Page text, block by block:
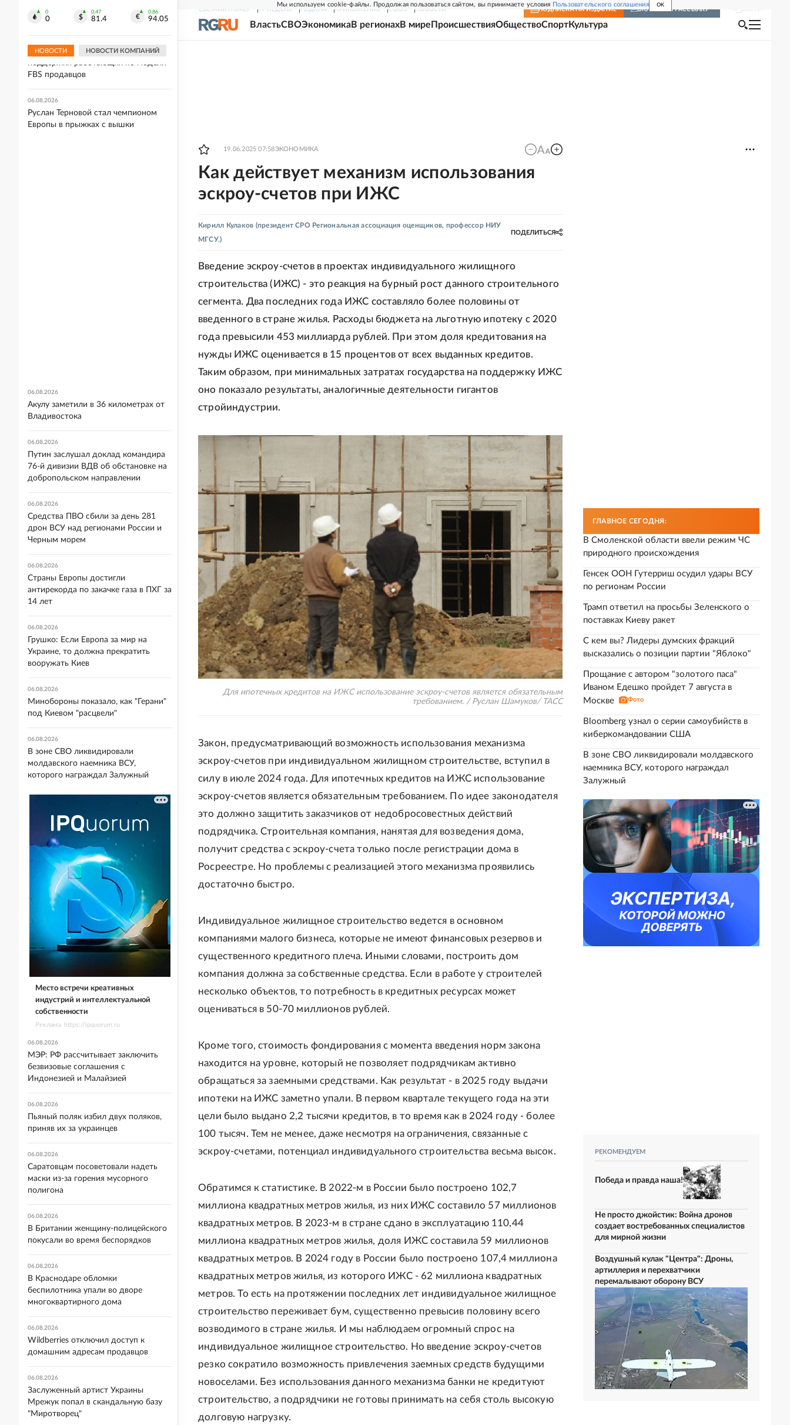
Мы используем cookie-файлы. Продолжая пользоваться сайтом, вы принимаете условия Пользовательского соглашения OK
СВЕЖИЙ НОМЕР РГ-НЕДЕЛЯ РОДИНА ПРИЛОЖЕНИЯ СОЮЗ НОВОСТИ ПОДПИСКА НА ИЗДАНИЕ ВКЛЮЧИТЬ РАССЫЛКУ
ВластьСВОЭкономикаВ регионахВ мире ПроисшествияОбществоСпортКультура
19.06.2025 07:58ЭКОНОМИКА
Как действует механизм использования
эскроу-счетов при ИЖС
Кирилл Кулаков (президент СРО Региональная ассоциация оценщиков, профессор НИУ
МГСУ.)
ПОДЕЛИТЬСЯ
Введение эскроу-счетов в проектах индивидуального жилищного
строительства (ИЖС) - это реакция на бурный рост данного строительного
сегмента. Два последних года ИЖС составляло более половины от
введенного в стране жилья. Расходы бюджета на льготную ипотеку с 2020
года превысили 453 миллиарда рублей. При этом доля кредитования на
нужды ИЖС оценивается в 15 процентов от всех выданных кредитов.
Таким образом, при минимальных затратах государства на поддержку ИЖС
оно показало результаты, аналогичные деятельности гигантов
стройиндустрии.
Для ипотечных кредитов на ИЖС использование эскроу-счетов является обязательным
требованием. / Руслан Шамуков/ ТАСС
Закон, предусматривающий возможность использования механизма
эскроу-счетов при индивидуальном жилищном строительстве, вступил в
силу в июле 2024 года. Для ипотечных кредитов на ИЖС использование
эскроу-счетов является обязательным требованием. По идее законодателя
это должно защитить заказчиков от недобросовестных действий
подрядчика. Строительная компания, нанятая для возведения дома,
получит средства с эскроу-счета только после регистрации дома в
Росреестре. Но проблемы с реализацией этого механизма проявились
достаточно быстро.
Индивидуальное жилищное строительство ведется в основном
компаниями малого бизнеса, которые не имеют финансовых резервов и
существенного кредитного плеча. Иными словами, построить дом
компания должна за собственные средства. Если в работе у строителей
несколько объектов, то потребность в кредитных ресурсах может
оцениваться в 50-70 миллионов рублей.
Кроме того, стоимость фондирования с момента введения норм закона
находится на уровне, который не позволяет подрядчикам активно
обращаться за заемными средствами. Как результат - в 2025 году выдачи
ипотеки на ИЖС заметно упали. В первом квартале текущего года на эти
цели было выдано 2,2 тысячи кредитов, в то время как в 2024 году - более
100 тысяч. Тем не менее, даже несмотря на ограничения, связанные с
эскроу-счетами, потенциал индивидуального строительства весьма высок.
Обратимся к статистике. В 2022-м в России было построено 102,7
миллиона квадратных метров жилья, из них ИЖС составило 57 миллионов
квадратных метров. В 2023-м в стране сдано в эксплуатацию 110,44
миллиона квадратных метров жилья, доля ИЖС составила 59 миллионов
квадратных метров. В 2024 году в России было построено 107,4 миллиона
квадратных метров жилья, из которого ИЖС - 62 миллиона квадратных
метров. То есть на протяжении последних лет индивидуальное жилищное
строительство переживает бум, существенно превысив половину всего
возводимого в стране жилья. И мы наблюдаем огромный спрос на
индивидуальное жилищное строительство. Но введение эскроу-счетов
резко сократило возможность привлечения заемных средств будущими
новоселами. Без использования данного механизма банки не кредитуют
строительство, а подрядчики не готовы принимать на себя столь высокую
долговую нагрузку.
ГЛАВНОЕ СЕГОДНЯ:
В Смоленской области ввели режим ЧС
природного происхождения
Генсек ООН Гутерриш осудил удары ВСУ
по регионам России
Трамп ответил на просьбы Зеленского о
поставках Киеву ракет
С кем вы? Лидеры думских фракций
высказались о позиции партии "Яблоко"
Прощание с автором "золотого паса"
Иваном Едешко пройдет 7 августа в
Москве
Фото
Bloomberg узнал о серии самоубийств в
киберкомандовании США
В зоне СВО ликвидировали молдавского
наемника ВСУ, которого награждал
Залужный
РЕКОМЕНДУЕМ
Победа и правда наша!
Не просто джойстик: Война дронов
создает востребованных специалистов
для мирной жизни
Воздушный кулак "Центра": Дроны,
артиллерия и перехватчики
перемалывают оборону ВСУ
0
0
0.47
81.4
0.86
94.05
НОВОСТИ НОВОСТИ КОМПАНИЙ
кандидата в президенты Тонделье
Wildberries расширила меры
поддержки работающих по модели
FBS продавцов
06.08.2026
Руслан Терновой стал чемпионом
Европы в прыжках с вышки
06.08.2026
Акулу заметили в 36 километрах от
Владивостока
06.08.2026
Путин заслушал доклад командира
76-й дивизии ВДВ об обстановке на
добропольском направлении
06.08.2026
Средства ПВО сбили за день 281
дрон ВСУ над регионами России и
Черным морем
06.08.2026
Страны Европы достигли
антирекорда по закачке газа в ПХГ за
14 лет
06.08.2026
Грушко: Если Европа за мир на
Украине, то должна прекратить
вооружать Киев
06.08.2026
Минобороны показало, как "Герани"
под Киевом "расцвели"
06.08.2026
В зоне СВО ликвидировали
молдавского наемника ВСУ,
которого награждал Залужный
Место встречи креативных
индустрий и интеллектуальной
собственности
Реклама. https://ipquorum.ru
06.08.2026
МЭР: РФ рассчитывает заключить
безвизовые соглашения с
Индонезией и Малайзией
06.08.2026
Пьяный поляк избил двух поляков,
приняв их за украинцев
06.08.2026
Саратовцам посоветовали надеть
маски из-за горения мусорного
полигона
06.08.2026
В Британии женщину-полицейского
покусали во время беспорядков
06.08.2026
В Краснодаре обломки
беспилотника упали во дворе
многоквартирного дома
06.08.2026
Wildberries отключил доступ к
домашним адресам продавцов
06.08.2026
Заслуженный артист Украины
Мрежук попал в скандальную базу
"Миротворец"